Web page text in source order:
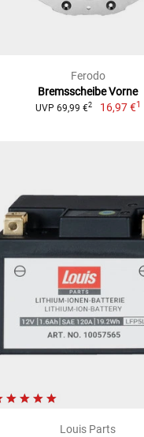
Ferodo
Bremsscheibe Vorne
UVP 69,99 €2 16,97 €1
Louis Parts